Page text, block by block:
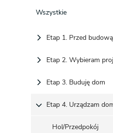
Projekty domów
Parterowe
GARAŻ
DACH
BUDUJĘ DOM
URZĄDZAM
Wszystkie
Etap 1. Przed budową
Etap 2. Wybieram
Etap 3. Buduję dom
Etap 4. Urządzam
Hol/Przedpokój